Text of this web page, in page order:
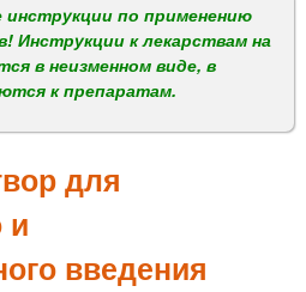
по применению
Инструкции к лекарствам на
в неизменном виде, в
к препаратам.
для
и
введения